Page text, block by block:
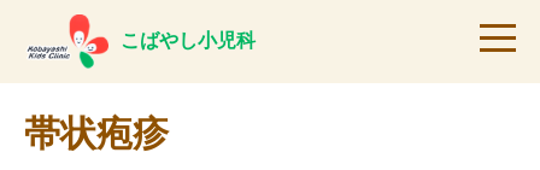
こばやし小児科
帯状疱疹